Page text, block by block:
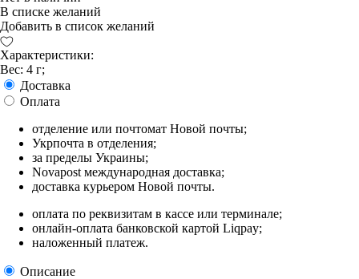
В списке желаний
Добавить в список желаний
Характеристики:
Вес: 4 г;
Доставка
Оплата
отделение или почтомат Новой почты;
Укрпочта в отделения;
за пределы Украины;
Novapost международная доставка;
доставка курьером Новой почты.
оплата по реквизитам в кассе или терминале;
онлайн-оплата банковской картой Liqpay;
наложенный платеж.
Описание